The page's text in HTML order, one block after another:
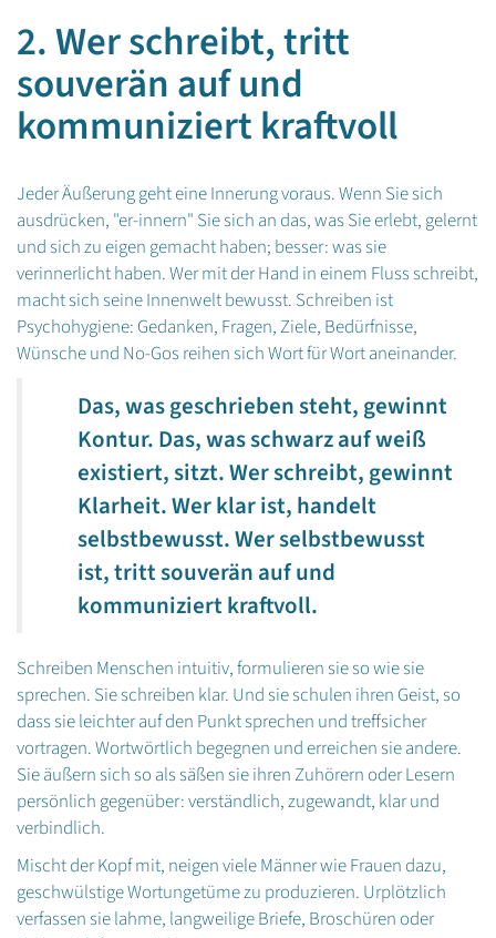
2. Wer schreibt, tritt
souverän auf und
kommuniziert kraftvoll
Jeder Äußerung geht eine Innerung voraus. Wenn Sie sich
ausdrücken, "er-innern" Sie sich an das, was Sie erlebt, gelernt
und sich zu eigen gemacht haben; besser: was sie
verinnerlicht haben. Wer mit der Hand in einem Fluss schreibt,
macht sich seine Innenwelt bewusst. Schreiben ist
Psychohygiene: Gedanken, Fragen, Ziele, Bedürfnisse,
Wünsche und No-Gos reihen sich Wort für Wort aneinander.
Das, was geschrieben steht, gewinnt
Kontur. Das, was schwarz auf weiß
existiert, sitzt. Wer schreibt, gewinnt
Klarheit. Wer klar ist, handelt
selbstbewusst. Wer selbstbewusst
ist, tritt souverän auf und
kommuniziert kraftvoll.
Schreiben Menschen intuitiv, formulieren sie so wie sie
sprechen. Sie schreiben klar. Und sie schulen ihren Geist, so
dass sie leichter auf den Punkt sprechen und treffsicher
vortragen. Wortwörtlich begegnen und erreichen sie andere.
Sie äußern sich so als säßen sie ihren Zuhörern oder Lesern
persönlich gegenüber: verständlich, zugewandt, klar und
verbindlich.
Mischt der Kopf mit, neigen viele Männer wie Frauen dazu,
geschwülstige Wortungetüme zu produzieren. Urplötzlich
verfassen sie lahme, langweilige Briefe, Broschüren oder